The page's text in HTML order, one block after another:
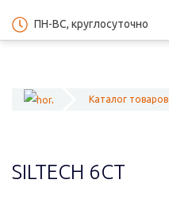
ПН-ВС, круглосуточно
Каталог товаров
SILTECH 6СТ